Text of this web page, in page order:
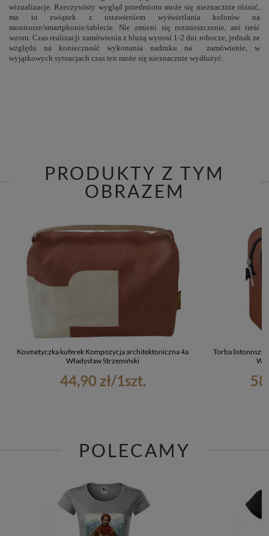
wizualizacje. Rzeczywisty wygląd przedmiotu może się nieznacznie różnić,
ma to związek z ustawieniem wyświetlania kolorów na
monitorze/smartphonie/tablecie. Nie zmieni się rozmieszczenie, ani treść
wzoru. Czas realizacji zamówienia z bluzą wynosi 1-2 dni robocze, jednak ze
względu na konieczność wykonania nadruku na zamówienie, w
wyjątkowych sytuacjach czas ten może się nieznacznie wydłużyć.
PRODUKTY Z TYM
OBRAZEM
Kosmetyczka kuferek Kompozycja architektoniczna 4a
Władysław Strzemiński
44,90 zł/1szt.
Torba
POLECAMY